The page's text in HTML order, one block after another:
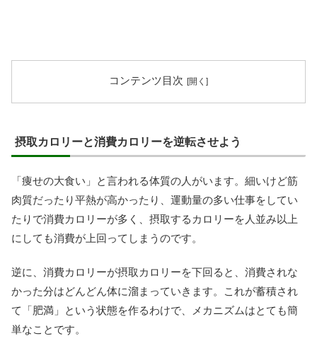
コンテンツ目次
摂取カロリーと消費カロリーを逆転させよう
「痩せの大食い」と言われる体質の人がいます。細いけど筋
肉質だったり平熱が高かったり、運動量の多い仕事をしてい
たりで消費カロリーが多く、摂取するカロリーを人並み以上
にしても消費が上回ってしまうのです。
逆に、消費カロリーが摂取カロリーを下回ると、消費されな
かった分はどんどん体に溜まっていきます。これが蓄積され
て「肥満」という状態を作るわけで、メカニズムはとても簡
単なことです。